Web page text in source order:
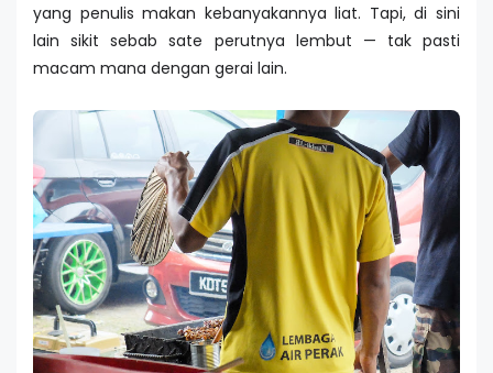
yang penulis makan kebanyakannya liat. Tapi, di sini
lain sikit sebab sate perutnya lembut — tak pasti
macam mana dengan gerai lain.